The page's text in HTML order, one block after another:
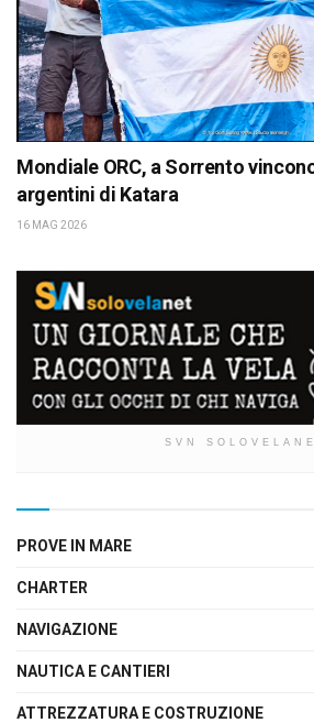
Mondiale ORC, a Sorrento
argentini di Katara
16 MAG 2026
SVN
PROVE IN MARE
CHARTER
NAVIGAZIONE
NAUTICA E CANTIERI
ATTREZZATURA E COSTRUZIONE